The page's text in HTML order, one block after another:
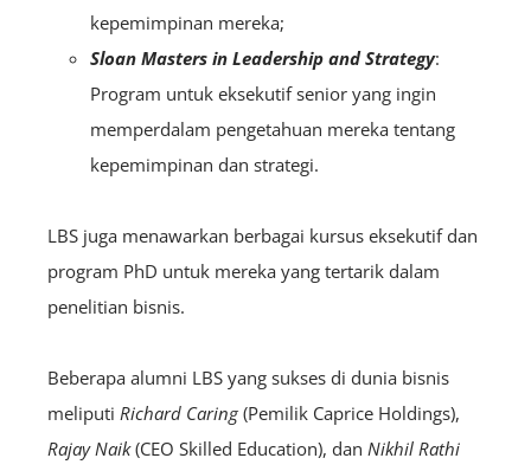
kepemimpinan mereka;
Sloan Masters in Leadership and Strategy:
Program untuk eksekutif senior yang ingin
memperdalam pengetahuan mereka tentang
kepemimpinan dan strategi.
LBS juga menawarkan berbagai kursus eksekutif dan
program PhD untuk mereka yang tertarik dalam
penelitian bisnis.
Beberapa alumni LBS yang sukses di dunia bisnis
meliputi Richard Caring(Pemilik Caprice Holdings),
Rajay Naik(CEO Skilled Education), dan Nikhil Rathi